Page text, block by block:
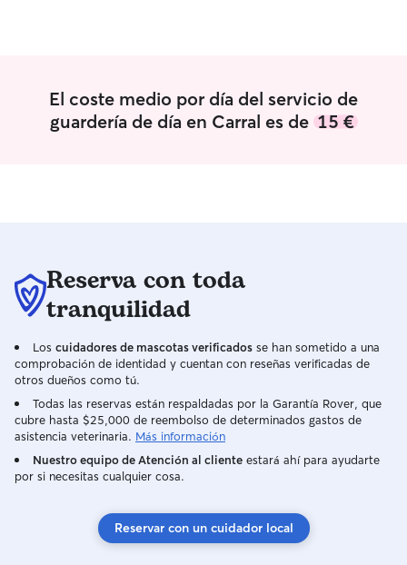
El cuidado de
cada una tiene
El coste medio por día del servicio de
guardería de día en Carral es de 15 €
Reserva con toda
tranquilidad
Los cuidadores de mascotas verificados se han sometido a una
comprobación de identidad y cuentan con reseñas verificadas de
otros dueños como tú.
Todas las reservas están respaldadas por la Garantía Rover, que
cubre hasta $25,000 de reembolso de determinados gastos de
asistencia veterinaria. Más información
Nuestro equipo de Atención al cliente estará ahí para ayudarte
por si necesitas cualquier cosa.
Reservar con un cuidador local